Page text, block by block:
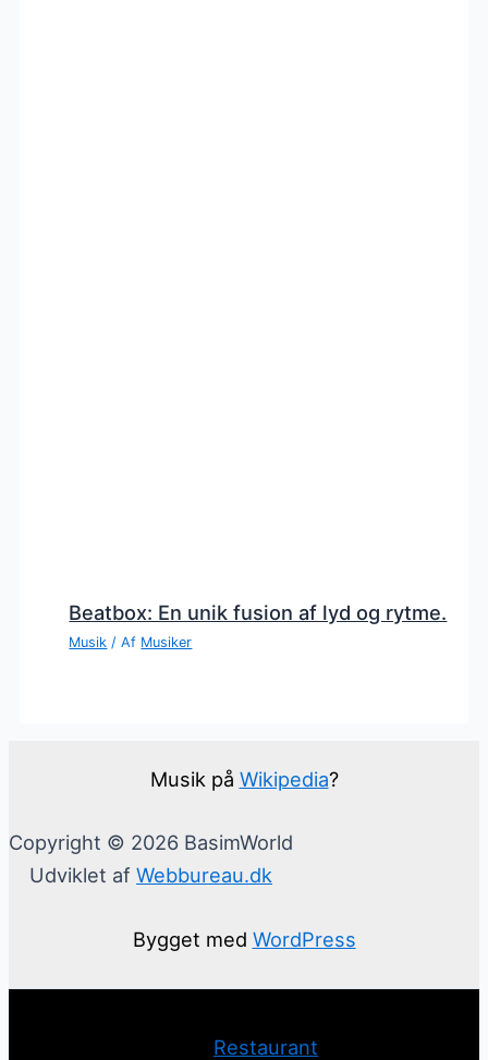
Beatbox: En unik fusion af lyd og rytme.
Musik / Af Musiker
Musik på Wikipedia?
Copyright © 2026 BasimWorld
Udviklet af Webbureau.dk
Bygget med WordPress
Restaurant